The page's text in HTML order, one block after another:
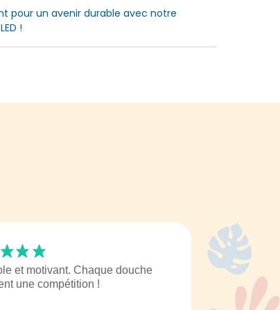
pour un avenir durable avec notre
!
et motivant. Chaque douche
une compétition !